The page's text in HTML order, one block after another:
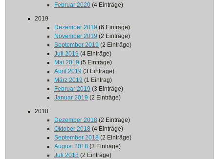
Februar 2020 (4 Einträge)
2019
Dezember 2019 (6 Einträge)
November 2019 (2 Einträge)
September 2019 (2 Einträge)
Juli 2019 (4 Einträge)
Mai 2019 (5 Einträge)
April 2019 (3 Einträge)
März 2019 (1 Eintrag)
Februar 2019 (3 Einträge)
Januar 2019 (2 Einträge)
2018
Dezember 2018 (2 Einträge)
Oktober 2018 (4 Einträge)
September 2018 (2 Einträge)
August 2018 (3 Einträge)
Juli 2018 (2 Einträge)